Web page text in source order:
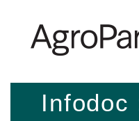
Infodoc